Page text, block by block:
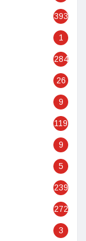
393
1
284
26
9
119
9
5
239
272
3